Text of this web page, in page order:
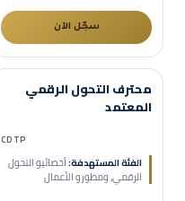
سجّل الآن
مدعومة هدف
حضوري عن بُعد
محترف التحول الرقمي
المعتمد
CDTP
الفئة المستهدفة:أخصائيو التحول
الرقمي، ومطورو الأعمال